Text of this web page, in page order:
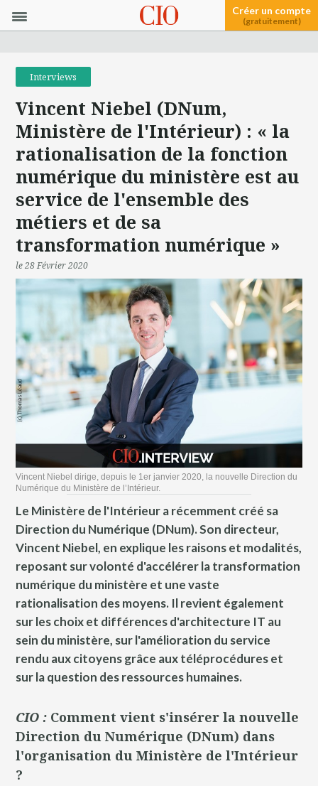
Créer un compte
(gratuitement)
Interviews
Vincent Niebel (DNum,
Ministère de l'Intérieur) : « la
rationalisation de la fonction
numérique du ministère est au
service de l'ensemble des
métiers et de sa
transformation numérique »
le 28 Février 2020
Vincent Niebel dirige, depuis le 1er janvier 2020, la nouvelle Direction du
Numérique du Ministère de l’Intérieur.
Le Ministère de l'Intérieur a récemment créé sa
Direction du Numérique (DNum). Son directeur,
Vincent Niebel, en explique les raisons et modalités,
reposant sur volonté d'accélérer la transformation
numérique du ministère et une vaste
rationalisation des moyens. Il revient également
sur les choix et différences d'architecture IT au
sein du ministère, sur l'amélioration du service
rendu aux citoyens grâce aux téléprocédures et
sur la question des ressources humaines.
CIO : Comment vient s'insérer la nouvelle
Direction du Numérique (DNum) dans
l'organisation du Ministère de l'Intérieur
?